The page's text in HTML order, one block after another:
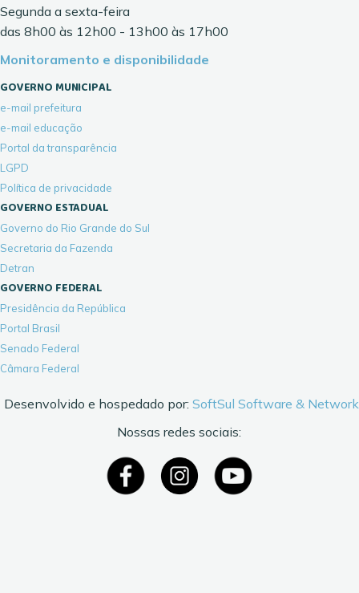
Segunda a sexta-feira
das 8h00 às 12h00 - 13h00 às 17h00
Monitoramento e disponibilidade
GOVERNO MUNICIPAL
e-mail prefeitura
e-mail educação
Portal da transparência
LGPD
Política de privacidade
GOVERNO ESTADUAL
Governo do Rio Grande do Sul
Secretaria da Fazenda
Detran
GOVERNO FEDERAL
Presidência da República
Portal Brasil
Senado Federal
Câmara Federal
Desenvolvido e hospedado por: SoftSul Software & Network
Nossas redes sociais: